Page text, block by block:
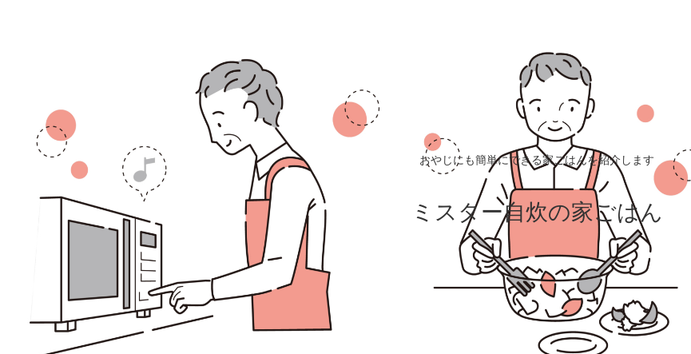
おやじにも簡単にできる家ごはんを紹介します
ミスター自炊の家ごはん